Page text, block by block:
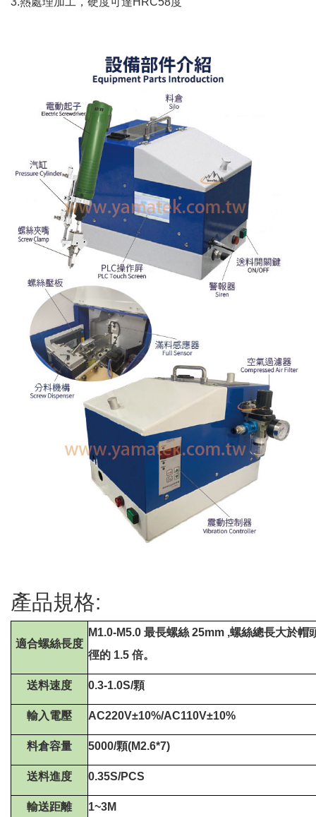
產品規格:
適合螺絲長度
M1.0-M5.0 最長螺絲 25mm ,螺絲總長大於帽
徑的 1.5 倍。
送料速度 0.3-1.0S/顆
輸入電壓 AC220V±10%/AC110V±10%
料倉容量 5000/顆(M2.6*7)
送料進度 0.35S/PCS
輸送距離 1~3M